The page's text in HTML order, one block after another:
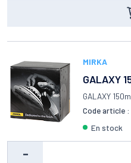
MIRKA
GALAXY
GALAXY
Code article :
en stock
-